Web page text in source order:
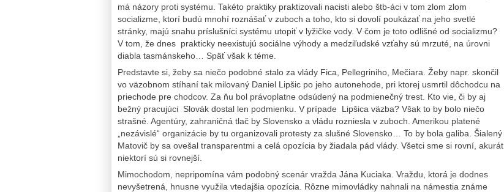
má názory proti systému. Takéto praktiky praktizovali nacisti alebo štb-áci v tom zlom zlom
socializme, ktorí budú mnohí roznášať v zuboch a toho, kto si dovolí poukázať na jeho svetlé
stránky, majú snahu príslušníci systému utopiť v lyžičke vody. V čom je toto odlišné od socializmu?
V tom, že dnes prakticky neexistujú sociálne výhody a medziľudské vzťahy sú mrzuté, na úrovni
diabla tasmánskeho… Späť však k téme.
Predstavte si, žeby sa niečo podobné stalo za vlády Fica, Pellegriniho, Mečiara. Žeby napr. skončil
vo väzobnom stíhaní tak milovaný Daniel Lipšic po jeho autonehode, pri ktorej usmrtil dôchodcu na
priechode pre chodcov. Za ňu bol právoplatne odsúdený na podmienečný trest. Kto vie, či by aj
bežný pracujúci Slovák dostal len podmienku. V prípade Lipšica väzba? Však to by bolo niečo
strašné. Agentúry, zahraničná tlač by Slovensko a vládu rozniesla v zuboch. Amerikou platené
„nezávislé“ organizácie by tu organizovali protesty za slušné Slovensko… To by bola galiba. Šialený
Matovič by sa ovešal transparentmi a celá opozícia by žiadala pád vlády. Všetci sme si rovní, akurát
niektorí sú si rovnejší.
Mimochodom, nepripomína vám podobný scenár vražda Jána Kuciaka. Vraždu, ktorá je dodnes
nevyšetrená, hnusne využila vtedajšia opozícia. Rôzne mimovládky nahnali na námestia známe